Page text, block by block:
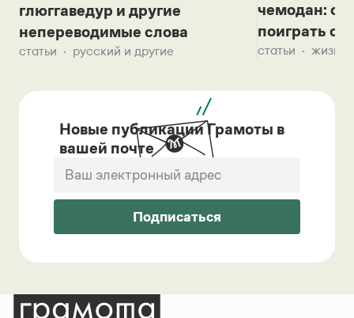
глюггаведур и другие
непереводимые слова
статьи русский и другие
чемодан:
поиграть с
статьи жизнь
Новые публикации Грамоты в
вашей почте
Подписаться